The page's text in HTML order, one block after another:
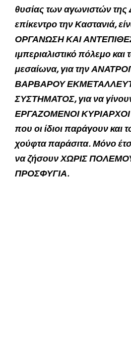
θυσίας των αγωνιστών της
επίκεντρο την Καστανιά,
ΟΡΓΑΝΩΣΗ ΚΑΙ
ιμπεριαλιστικό πόλεμο και
μεσαίωνα, για την
ΒΑΡΒΑΡΟΥ
ΣΥΣΤΗΜΑΤΟΣ, για να
ΕΡΓΑΖΟΜΕΝΟΙ
που οι ίδιοι παράγουν και
χούφτα παράσιτα. Μόνο
να ζήσουν ΧΩΡΙΣ
ΠΡΟΣΦΥΓΙΑ.